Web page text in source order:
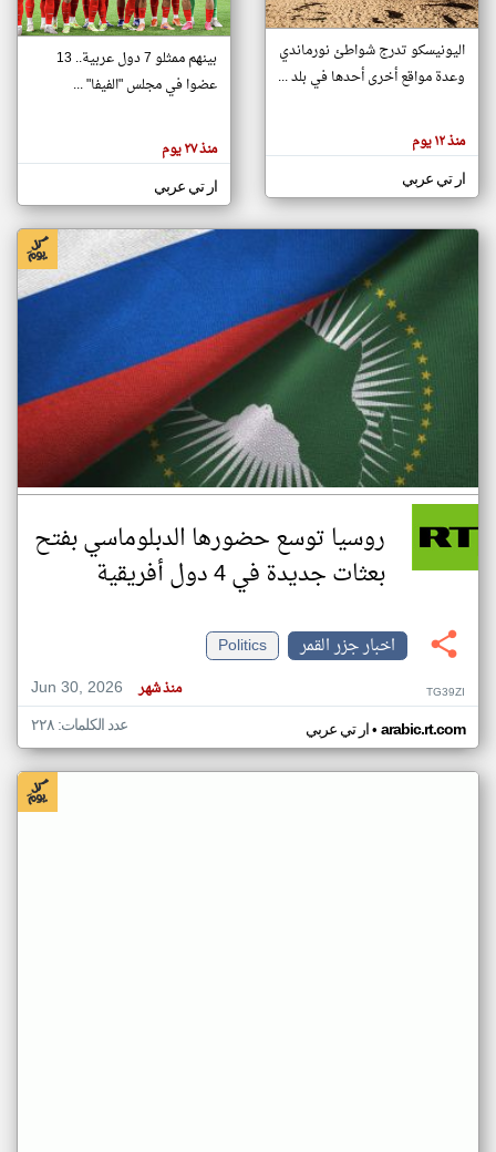
تغيير الدولة
اخبار جزر القمر على مدار الساعة
أهم اخبار جزر القمر العاجلة والمباشرة
هنا عن
وجهة
كاتبيها.
اليونيسكو تدرج شواطئ نورماندي
وعدة مواقع أخرى أحدها في بلد ...
منذ ١٢ يوم
ار تي عربي
بينهم ممثلو 7 دول عربية.. 13
عضوا في مجلس "الفيفا" ...
منذ ٢٧ يوم
ار تي عربي
روسيا توسع حضورها الدبلوماسي بفتح
بعثات جديدة في 4 دول أفريقية
اخبار جزر القمر
Politics
Jun 30, 2026
منذ شهر TG39ZI
ار تي عربي• arabic.rt.com عدد الكلمات: ٢٢٨
klyoum.com